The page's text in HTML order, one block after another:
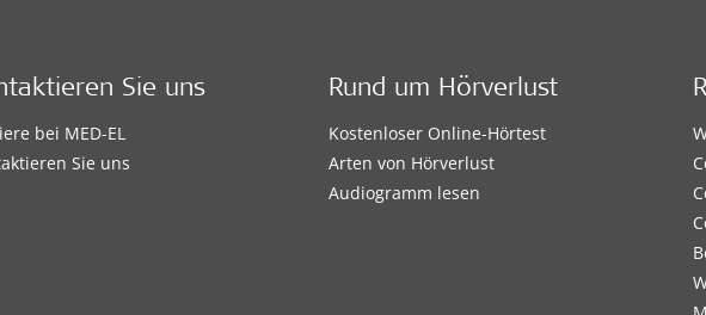
Rund um Hörverlust
Kostenloser Online-Hörtest
Arten von Hörverlust
Audiogramm lesen
Sie uns
bei MED-EL
Sie uns